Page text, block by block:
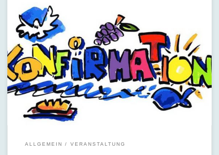
Sechs Jugendliche werden am Palmsonntag konfirmiert
ALLGEMEIN VERANSTALTUNG